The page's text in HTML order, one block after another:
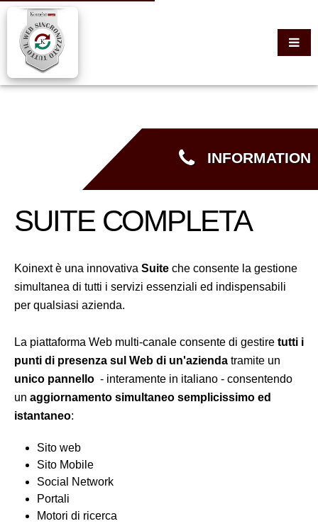
INFORMATION
SUITE COMPLETA
Koinext è una innovativa Suite che consente la gestione
simultanea di tutti i servizi essenziali ed indispensabili
per qualsiasi azienda.
La piattaforma Web multi-canale consente di gestire tutti i
punti di presenza sul Web di un'azienda tramite un
unico pannello - interamente in italiano - consentendo
un aggiornamento simultaneo semplicissimo ed
istantaneo:
Sito web
Sito Mobile
Social Network
Portali
Motori di ricerca